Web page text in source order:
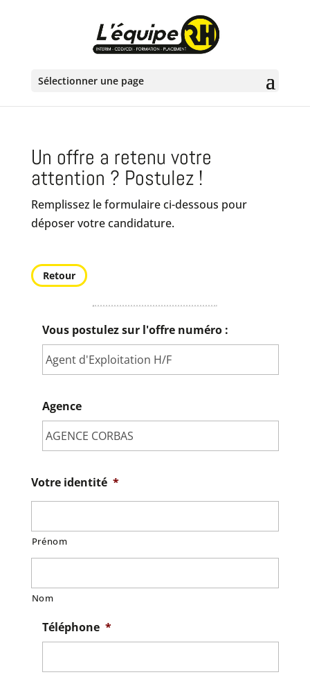
Sélectionner une page
Un offre a retenu votre
attention ? Postulez !
Remplissez le formulaire ci-dessous pour
déposer votre candidature.
Retour
Vous postulez sur l'offre numéro :
Agence
Votre identité *
Prénom
Nom
Téléphone *